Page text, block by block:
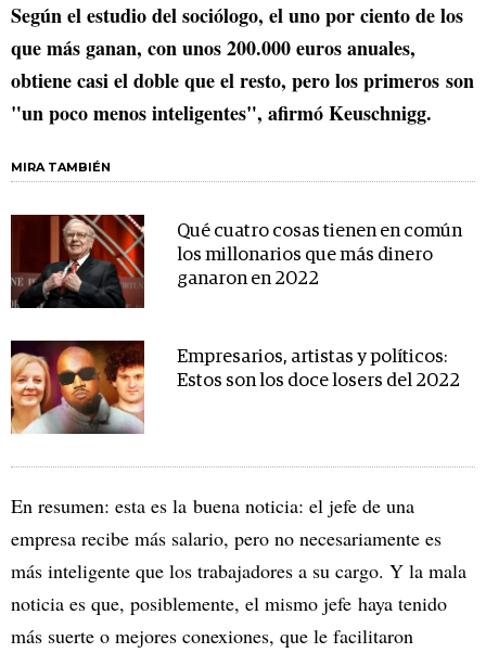
Según el estudio del sociólogo, el uno por ciento de los
que más ganan, con unos 200.000 euros anuales,
obtiene casi el doble que el resto, pero los primeros son
"un poco menos inteligentes", afirmó Keuschnigg.
MIRA TAMBIÉN
Qué cuatro cosas tienen en común
los millonarios que más dinero
ganaron en 2022
Empresarios, artistas y políticos:
Estos son los doce losers del 2022
En resumen: esta es la buena noticia: el jefe de una
empresa recibe más salario, pero no necesariamente es
más inteligente que los trabajadores a su cargo. Y la mala
noticia es que, posiblemente, el mismo jefe haya tenido
más suerte o mejores conexiones, que le facilitaron